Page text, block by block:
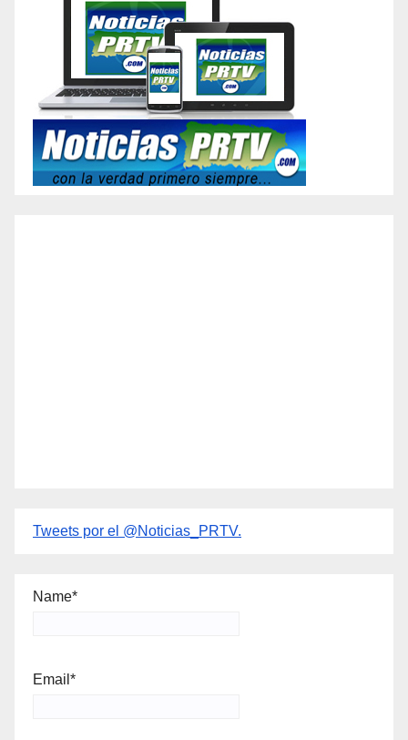
Tweets por el @Noticias_PRTV.
Name*
Email*